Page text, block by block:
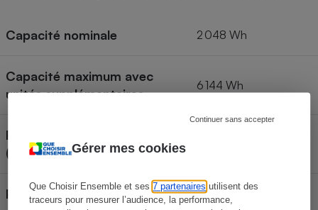
Gérer mes cookies
Que Choisir Ensemble et ses7 partenaires utilisent des
traceurs pour mesurer l’audience, la performance,
Continuer sans accepter
Capacité nominale 2 048 Wh
Capacité maximum avec
unités supplémentaires
6 144 Wh
Puissance maximum de sortie
(AC)
Puissance maximum en
2 300 W